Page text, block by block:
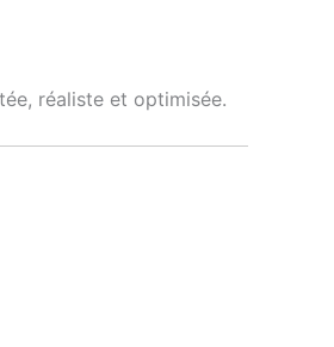
réaliste et optimisée.